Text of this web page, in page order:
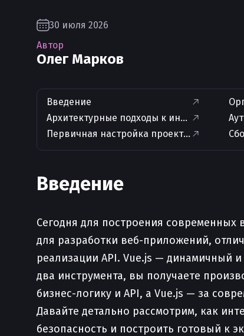
30 июля 2026
Автор
Олег Марков
Введение
Архитектурные подходы к интеграции
Первичная настройка проектов Django и
Введение
Сегодня для построения
для разработки веб-приложений,
реализации API. Vue.js — динамичный
два инструмента, вы получаете
бизнес-логику и API, а Vue.js — за
Давайте детально рассмотрим, как
безопасность и построить готовый к